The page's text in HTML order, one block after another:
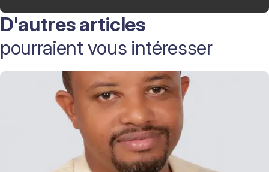
D'autres articles
pourraient vous intéresser